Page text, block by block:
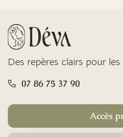
Des repères clairs pour
07 86 75 37 90
Accès